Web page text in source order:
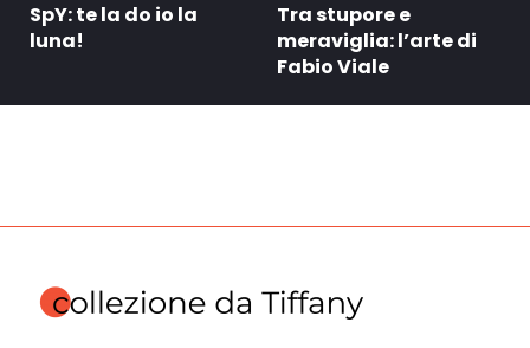
SpY: te la do io la
luna!
Tra stupore e
meraviglia: l’arte di
Fabio Viale